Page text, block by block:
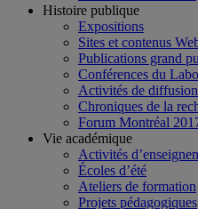
Histoire publique
Expositions
Sites et contenus
Publications grand
Conférences du Labo
Activités de
Chroniques de la
Forum Montréal
Vie académique
Activités
Écoles d’été
Ateliers de formation
Projets pédagogiques